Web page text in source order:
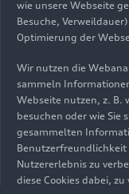
© 2026 AUDI AG. Alle
Die Angaben zu
Emissionen und
gesetzlich
Harmonized Light
Verordnung (EG)
Zubehör (Anbauteile,
wie unsere Webseite
Besuche,
Optimierung der
Wir nutzen die
sammeln
Webseite nutzen, z. B.
besuchen oder wie Sie
gesammelten
Nutzererlebnis zu
diese Cookies dabei,